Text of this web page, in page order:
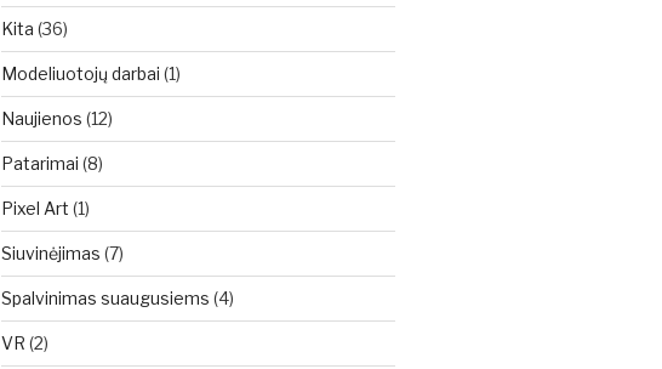
Kita (36)
Modeliuotojų darbai (1)
Naujienos (12)
Patarimai (8)
Pixel Art (1)
Siuvinėjimas (7)
Spalvinimas suaugusiems (4)
VR (2)